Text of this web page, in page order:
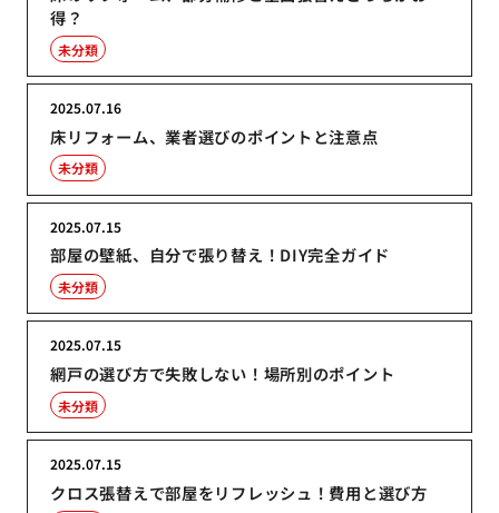
得？
未分類
床リフォーム、業者選びのポイントと注意点
2025.07.16
未分類
部屋の壁紙、自分で張り替え！DIY完全ガイド
2025.07.15
未分類
網戸の選び方で失敗しない！場所別のポイント
2025.07.15
未分類
クロス張替えで部屋をリフレッシュ！費用と選び方
2025.07.15